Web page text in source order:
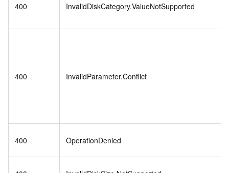
400 InvalidDiskCategory.ValueNotSupported
400 InvalidParameter.Conflict
400 OperationDenied